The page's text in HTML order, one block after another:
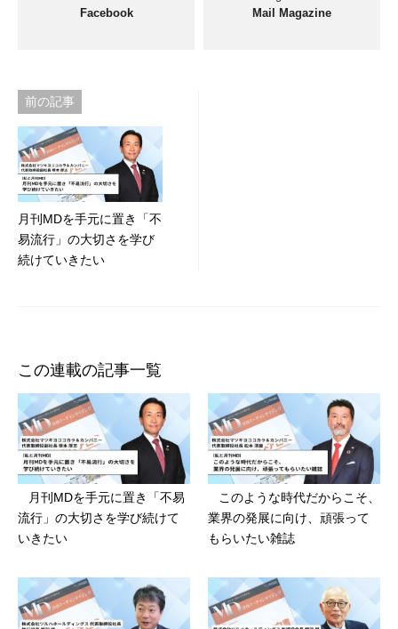
Facebook
Mail Magazine
投
稿
ナ
ビ
ゲ
ー
前の記事
月刊MDを手元に置き「不
易流行」の大切さを学び
続けていきたい
この連載の記事一覧
月刊MDを手元に置き「不易
流行」の大切さを学び続けて
いきたい
このような時代だからこそ、
業界の発展に向け、頑張って
もらいたい雑誌